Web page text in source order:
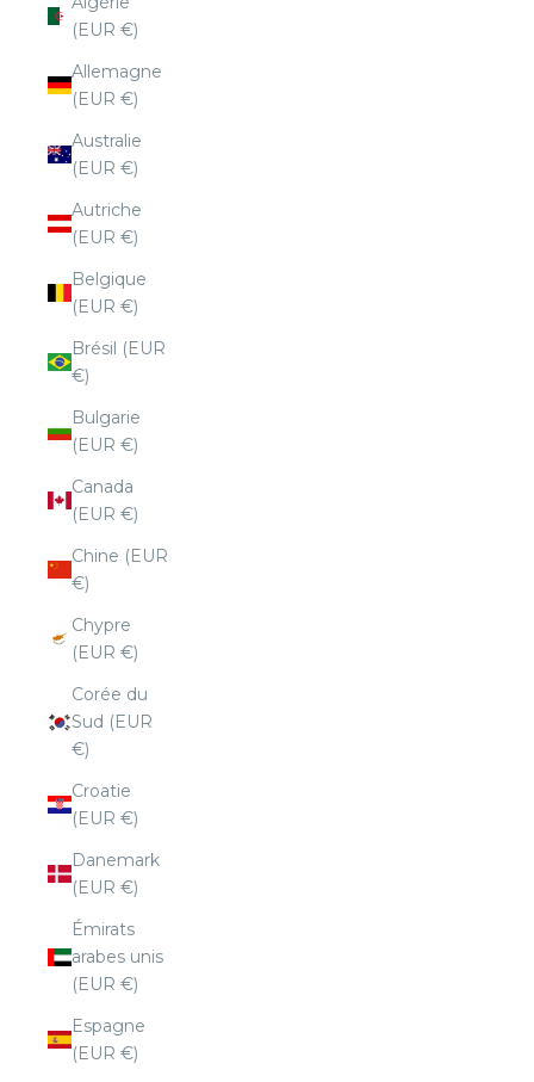
(EUR €)
Allemagne
(EUR €)
Australie
(EUR €)
Autriche
(EUR €)
Belgique
(EUR €)
Brésil (EUR
€)
Bulgarie
(EUR €)
Canada
(EUR €)
Chine (EUR
€)
Chypre
(EUR €)
Corée du
Sud (EUR
€)
Croatie
(EUR €)
Danemark
(EUR €)
Émirats
arabes unis
(EUR €)
Espagne
(EUR €)